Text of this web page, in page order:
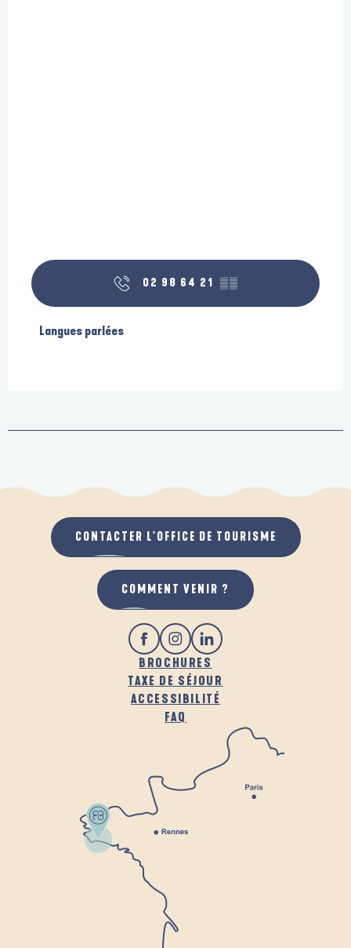
02 98 64 21 ▒▒
Langues parlées
Langues parlées
BROCHURES
TAXE DE SÉJOUR
ACCESSIBILITÉ
FAQ
CONTACTER L'OFFICE DE TOURISME
COMMENT VENIR ?